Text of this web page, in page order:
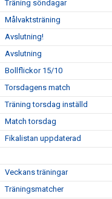
Träning söndagar
Målvaktsträning
Avslutning!
Avslutning
Bollflickor 15/10
Torsdagens match
Träning torsdag inställd
Match torsdag
Fikalistan uppdaterad
Veckans träningar
Träningsmatcher